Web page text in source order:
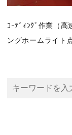
ｺｰﾃﾞｨﾝｸﾞ作業（高
ングホームライト